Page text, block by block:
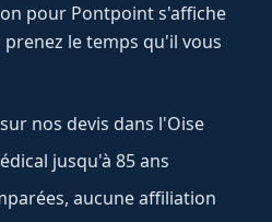
pour Pontpoints'affiche
le temps qu'il vous
nos devis dans l'Oise
jusqu'à 85 ans
aucune affiliation